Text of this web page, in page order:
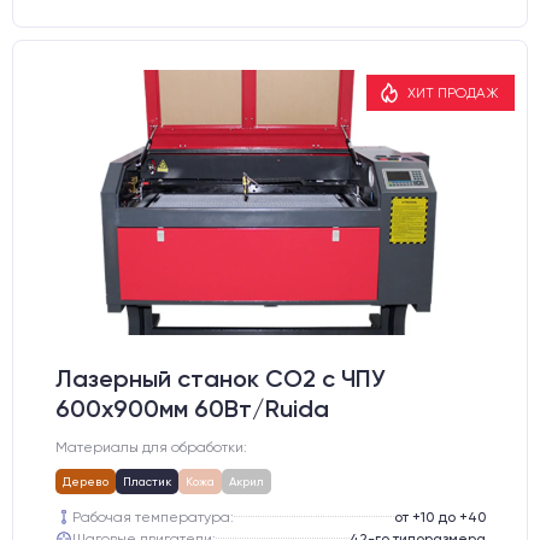
ХИТ ПРОДАЖ
Лазерный станок CO2 c ЧПУ
600х900мм 60Вт/Ruida
Материалы для обработки:
Дерево Пластик Кожа Акрил
Рабочая температура:
от +10 до +40